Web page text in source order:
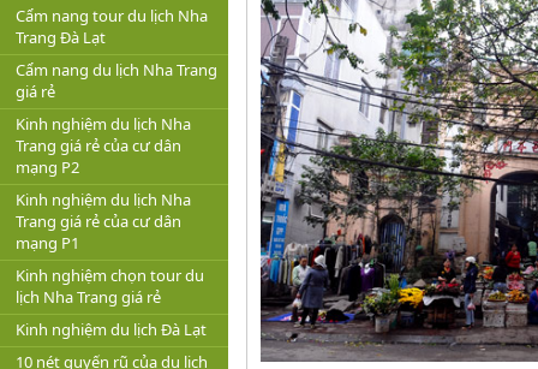
Cẩm nang tour du lịch Nha
Trang Đà Lạt
Cẩm nang du lịch Nha Trang
giá rẻ
Kinh nghiệm du lịch Nha
Trang giá rẻ của cư dân
mạng P2
Kinh nghiệm du lịch Nha
Trang giá rẻ của cư dân
mạng P1
Kinh nghiệm chọn tour du
lịch Nha Trang giá rẻ
Kinh nghiệm du lịch Đà Lạt
10 nét quyến rũ của du lịch